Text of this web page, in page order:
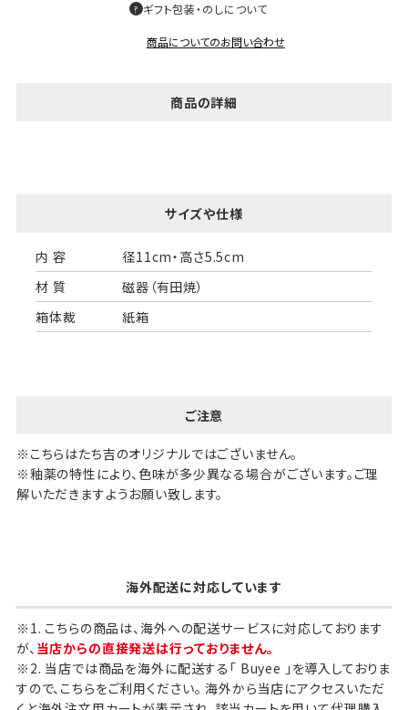
ギフト包装・のしについて
商品についてのお問い合わせ
商品の詳細
サイズや仕様
内 容
径11cm・高さ5.5cm
材 質
磁器（有田焼）
箱体裁
紙箱
ご注意
※こちらはたち吉のオリジナルではございません。
※釉薬の特性により、色味が多少異なる場合がございます。ご理
解いただきますようお願い致します。
海外配送に対応しています
※1. こちらの商品は、海外への配送サービスに対応しております
が、 当店からの直接発送は行っておりません。
※2. 当店では商品を海外に配送する「 Buyee 」を導入しておりま
すので、こちらをご利用ください。 海外から当店にアクセスいただ